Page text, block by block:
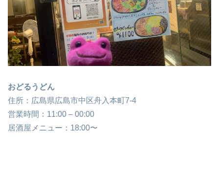
おどるうどん
住所：広島県広島市中区舟入本町7-4
営業時間：11:00 – 00:00
居酒屋メニュー：18:00〜